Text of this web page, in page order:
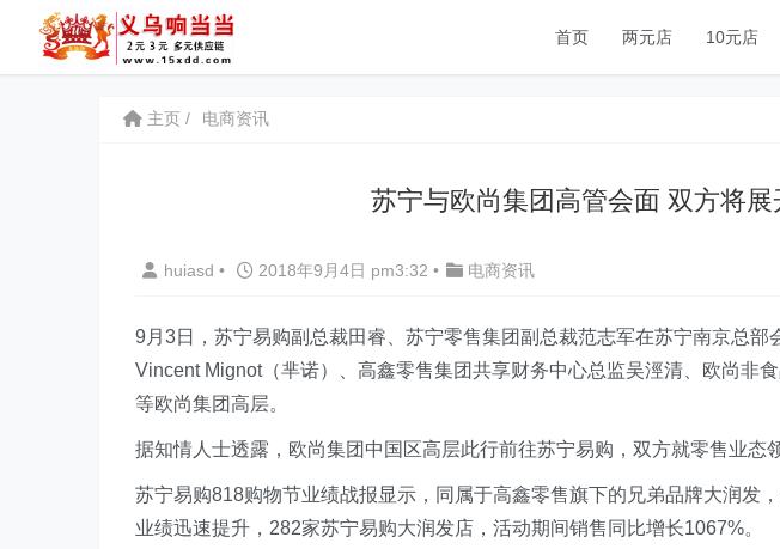
首页 两元店 10元店
主页 电商资讯
苏宁与欧尚集团高管会面 双方将展
huiasd • 2018年9月4日 pm3:32 • 电商资讯
9月3日，苏宁易购副总裁田睿、苏宁零售集团副总裁范志军在苏宁南京总部
Vincent Mignot（芈诺）、高鑫零售集团共享财务中心总监吴涇清、欧尚非
等欧尚集团高层。
据知情人士透露，欧尚集团中国区高层此行前往苏宁易购，双方就零售业态
苏宁易购818购物节业绩战报显示，同属于高鑫零售旗下的兄弟品牌大润发
业绩迅速提升，282家苏宁易购大润发店，活动期间销售同比增长1067%。